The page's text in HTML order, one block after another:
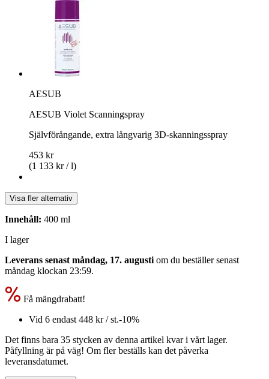
AESUB
AESUB Violet Scanningspray
Självförångande, extra långvarig 3D-skanningsspray
453 kr
(1 133 kr / l)
Visa fler alternativ
Innehåll: 400 ml
I lager
Leverans senast måndag, 17. augusti om du beställer senast
måndag klockan 23:59.
Få mängdrabatt!
Vid 6 endast 448 kr/ st.-10%
Det finns bara 35 stycken av denna artikel kvar i vårt lager.
Påfyllning är på väg! Om fler beställs kan det påverka
leveransdatumet.